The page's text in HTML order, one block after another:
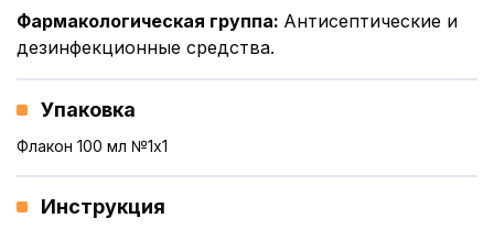
Фармакологическая группа: Антисептические и
дезинфекционные средства.
Упаковка
Флакон 100 мл №1x1
Инструкция